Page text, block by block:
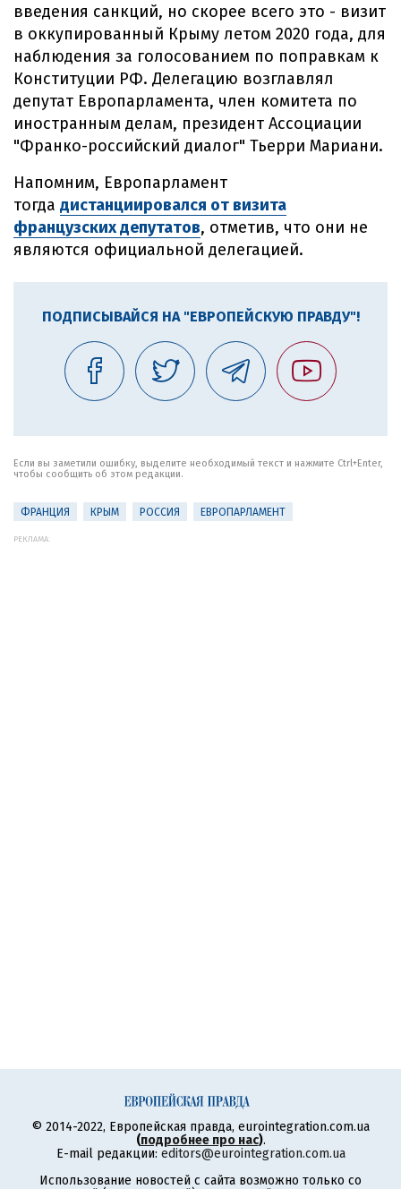
введения санкций, но скорее всего это - визит
в оккупированный Крыму летом 2020 года, для
наблюдения за голосованием по поправкам к
Конституции РФ. Делегацию возглавлял
депутат Европарламента, член комитета по
иностранным делам, президент Ассоциации
"Франко-российский диалог" Тьерри Мариани.
Напомним, Европарламент
тогда дистанциировался от визита
французских депутатов, отметив, что они не
являются официальной делегацией.
ПОДПИСЫВАЙСЯ НА "ЕВРОПЕЙСКУЮ ПРАВДУ"!
Если вы заметили ошибку, выделите необходимый текст и нажмите Ctrl+Enter,
чтобы сообщить об этом редакции.
ФРАНЦИЯ КРЫМ РОССИЯ ЕВРОПАРЛАМЕНТ
РЕКЛАМА:
© 2014-2022, Европейская правда, eurointegration.com.ua
(подробнее про нас).
E-mail редакции: editors@eurointegration.com.ua
Использование новостей с сайта возможно только со